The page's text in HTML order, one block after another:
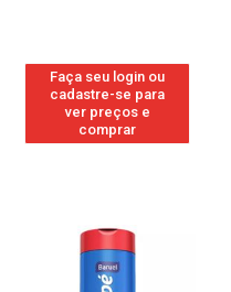
Faça seu login ou
cadastre-se para
ver preços e
comprar